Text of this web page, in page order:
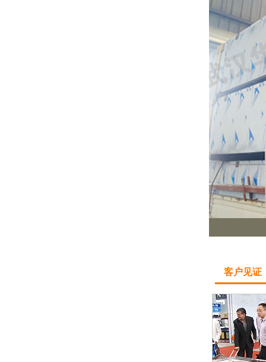
客户见证